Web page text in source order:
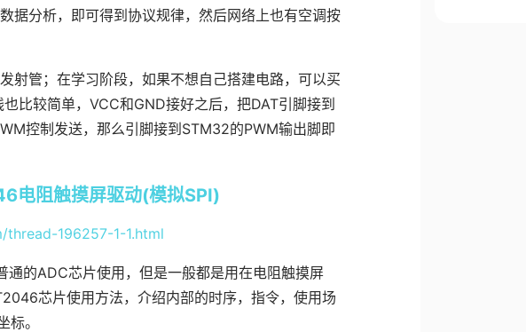
据分析，即可得到协议规律，然后网络上也有空调按
射管；在学习阶段，如果不想自己搭建电路，可以买
比较简单，VCC和GND接好之后，把DAT引脚接到
控制发送，那么引脚接到STM32的PWM输出脚即
电阻触摸屏驱动(模拟SPI)
196257-1-1.html
的ADC芯片使用，但是一般都是用在电阻触摸屏
芯片使用方法，介绍内部的时序，指令，使用场
。